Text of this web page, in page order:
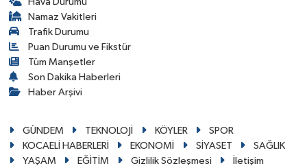
Namaz Vakitleri
Trafik Durumu
Puan Durumu ve Fikstür
Tüm Manşetler
Son Dakika Haberleri
Haber Arşivi
GÜNDEM TEKNOLOJİ KÖYLER
SPOR
KOCAELİ HABERLERİ
EKONOMİ SİYASET
SAĞLIK
YAŞAM
EĞİTİM Gizlilik Sözleşmesi
İletişim